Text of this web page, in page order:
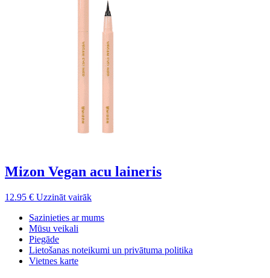
Mizon Vegan acu laineris
12.95 € Uzzināt vairāk
Sazinieties ar mums
Mūsu veikali
Piegāde
Lietošanas noteikumi un privātuma politika
Vietnes karte